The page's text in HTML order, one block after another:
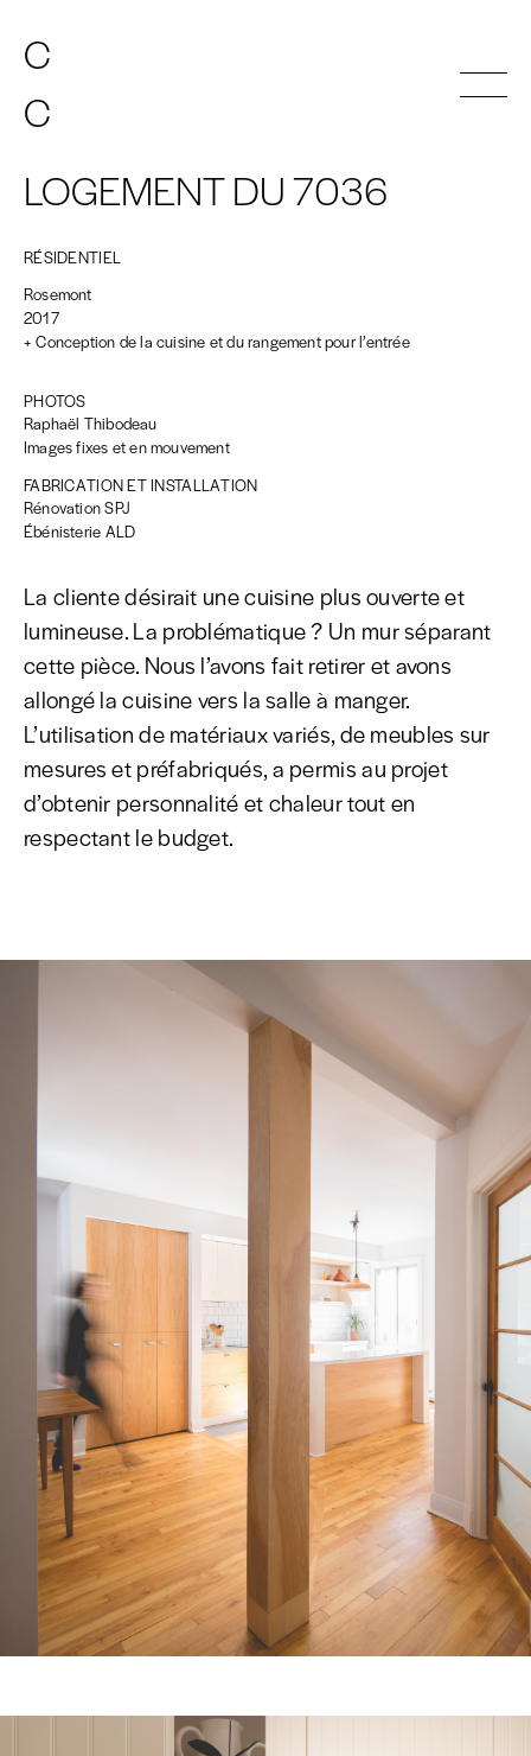
CA
CA
CA
CA
INDEX
CONTACT
LOGEMENT DU 7036
RÉSIDENTIEL
Rosemont
2017
+ Conception de la cuisine et du rangement pour l’entrée
PHOTOS
Raphaël Thibodeau
Images fixes et en mouvement
FABRICATION ET INSTALLATION
Rénovation SPJ
Ébénisterie ALD
La cliente désirait une cuisine plus ouverte et
lumineuse. La problématique ? Un mur séparant
cette pièce. Nous l’avons fait retirer et avons
allongé la cuisine vers la salle à manger.
L’utilisation de matériaux variés, de meubles sur
mesures et préfabriqués, a permis au projet
d’obtenir personnalité et chaleur tout en
respectant le budget.